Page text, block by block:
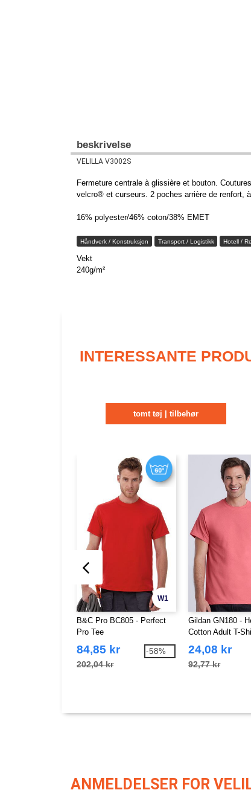
beskrivelse
VELILLA V3002S
Fermeture centrale à glissière et bouton.
velcro® et curseurs. 2 poches arrière de renfort,
16% polyester/46% coton/38% EMET
Håndverk / Konstruksjon Transport / Logistikk Hotell /
Vekt
240g/m²
INTERESSANTE
tomt tøj | tilbehør
W1
B&C Pro BC805 - Perfect
Pro Tee
84,85 kr
202,04 kr
-58%
Gildan GN180 -
Cotton Adult T-
24,08 kr
92,77 kr
ANMELDELSER FOR